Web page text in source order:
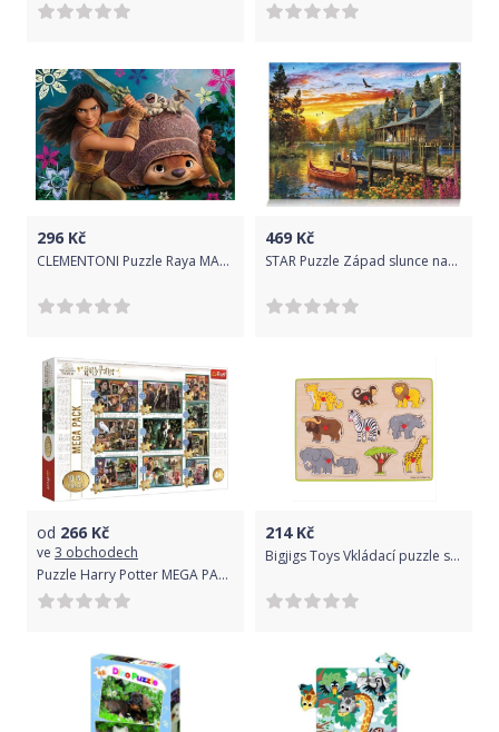
296 Kč
CLEMENTONI Puzzle Raya MAXI 60 dílků
469 Kč
STAR Puzzle Západ slunce nad horským jezerem 2000 dílků
od 266 Kč
ve 3 obchodech
Puzzle Harry Potter MEGA PACK 10v1
214Kč
Bigjigs Toys Vkládací puzzle safari